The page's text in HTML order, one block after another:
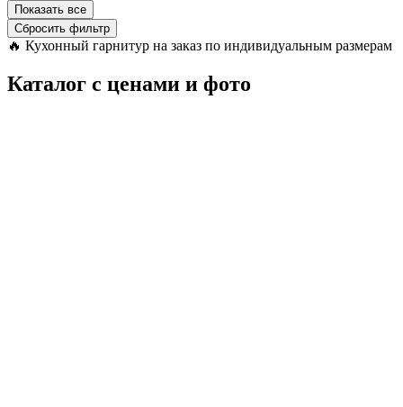
Показать все
Сбросить фильтр
🔥 Кухонный гарнитур на заказ по индивидуальным размерам
Каталог с ценами и фото